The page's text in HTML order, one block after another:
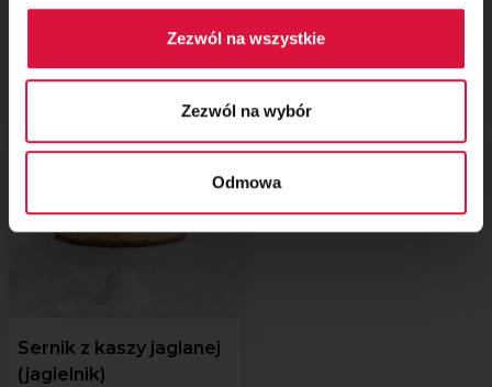
Zezwól na wszystkie
Zezwól na wybór
Odmowa
Mazurek daktylowy
sezamową
Deser czekoladowy
i mleka
Sernik z kaszy jaglanej
(jagielnik)